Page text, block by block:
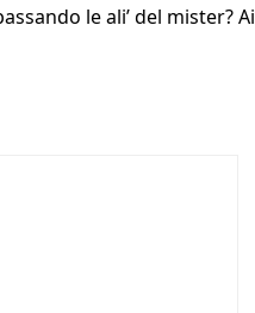
le ali’ del mister? Ai